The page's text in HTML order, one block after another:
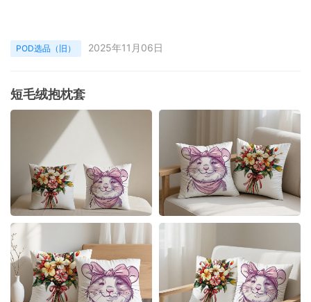
POD选品（旧） 2025年11月06日
短毛绒抱枕套